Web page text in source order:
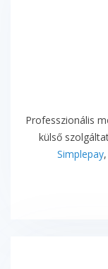
Professzionális
külső
Simplepay,